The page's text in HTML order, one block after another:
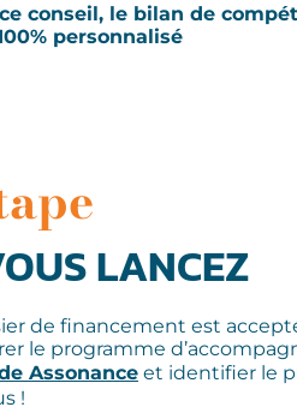
conseil, le bilan de
personnalisé
LANCEZ
de financement est
le programme
Assonance et identifier le
!